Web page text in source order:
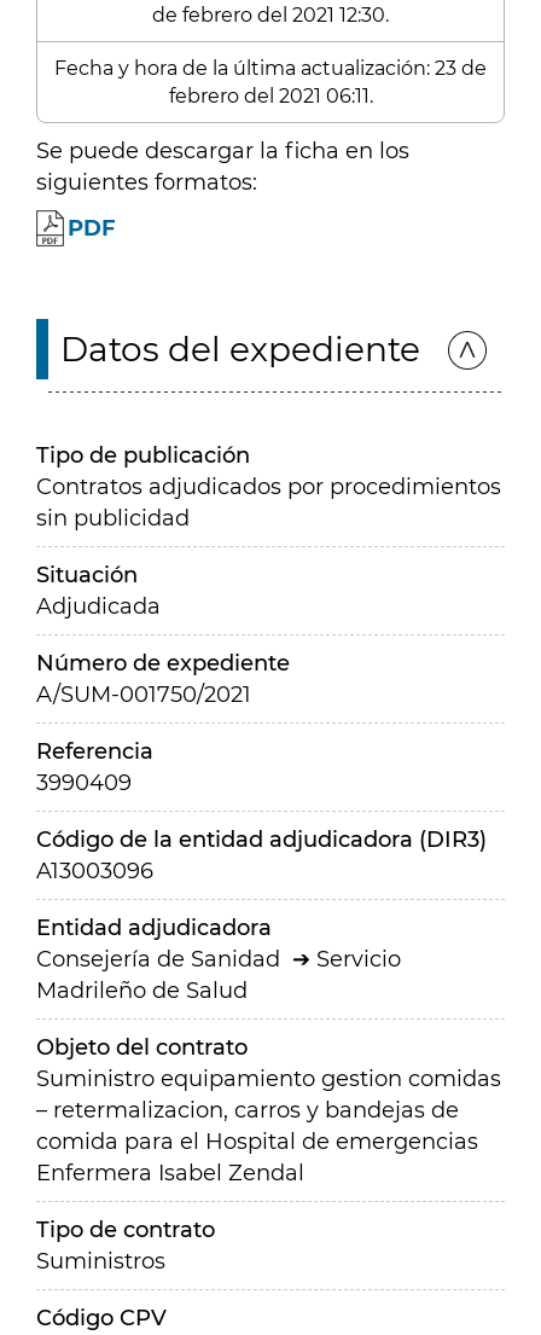
de febrero del 2021 12:30.
Fecha y hora de la última actualización: 23 de
febrero del 2021 06:11.
Se puede descargar la ficha en los
siguientes formatos:
PDF
Datos del expediente
Tipo de publicación
Contratos adjudicados por procedimientos
sin publicidad
Situación
Adjudicada
Número de expediente
A/SUM-001750/2021
Referencia
3990409
Código de la entidad adjudicadora (DIR3)
A13003096
Entidad adjudicadora
Consejería de Sanidad
Servicio
Madrileño de Salud
Objeto del contrato
Suministro equipamiento gestion comidas
– retermalizacion, carros y bandejas de
comida para el Hospital de emergencias
Enfermera Isabel Zendal
Tipo de contrato
Suministros
Código CPV